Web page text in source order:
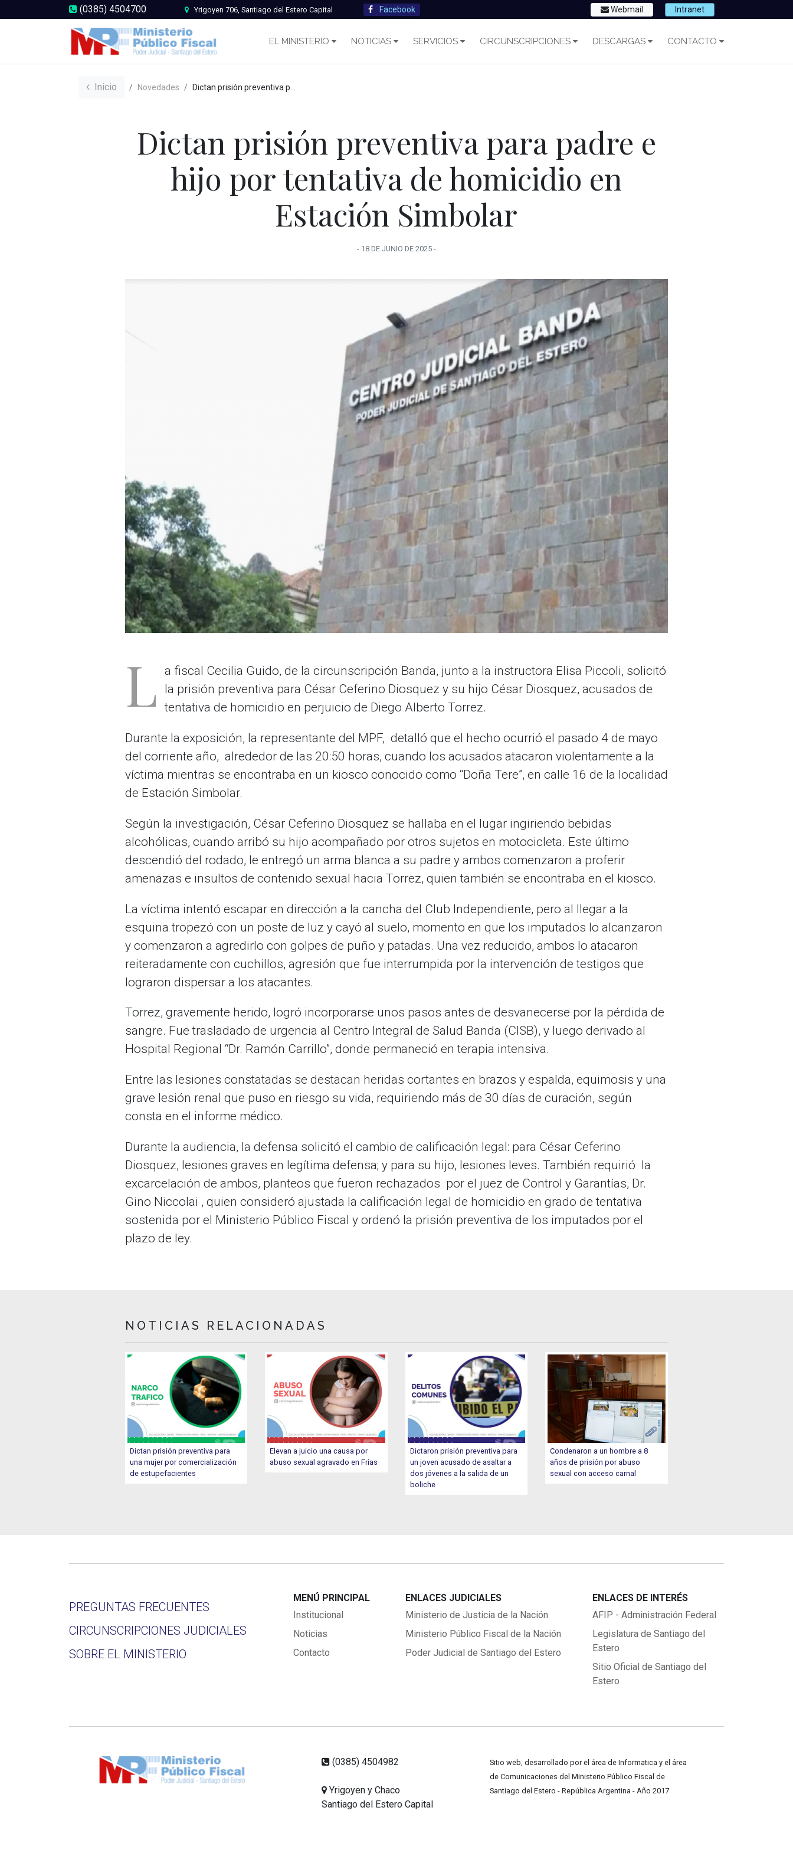
(0385) 4504700 Yrigoyen 706, Santiago del Estero Capital Facebook Webmail Intranet
EL MINISTERIO NOTICIAS SERVICIOS CIRCUNSCRIPCIONES DESCARGAS CONTACTO
Inicio Novedades Dictan prisión preventiva para padre e hijo por tentativa de homicidio en Estación Simbolar
Dictan prisión preventiva para padre e
hijo por tentativa de homicidio en
Estación Simbolar
- 18 DE JUNIO DE 2025-
L a fiscal Cecilia Guido, de la circunscripción Banda, junto a la instructora Elisa Piccoli, solicitó
la prisión preventiva para César Ceferino Diosquez y su hijo César Diosquez, acusados de
tentativa de homicidio en perjuicio de Diego Alberto Torrez.
Durante la exposición, la representante del MPF, detalló que el hecho ocurrió el pasado 4 de mayo
del corriente año, alrededor de las 20:50 horas, cuando los acusados atacaron violentamente a la
víctima mientras se encontraba en un kiosco conocido como “Doña Tere”, en calle 16 de la localidad
de Estación Simbolar.
Según la investigación, César Ceferino Diosquez se hallaba en el lugar ingiriendo bebidas
alcohólicas, cuando arribó su hijo acompañado por otros sujetos en motocicleta. Este último
descendió del rodado, le entregó un arma blanca a su padre y ambos comenzaron a proferir
amenazas e insultos de contenido sexual hacia Torrez, quien también se encontraba en el kiosco.
La víctima intentó escapar en dirección a la cancha del Club Independiente, pero al llegar a la
esquina tropezó con un poste de luz y cayó al suelo, momento en que los imputados lo alcanzaron
y comenzaron a agredirlo con golpes de puño y patadas. Una vez reducido, ambos lo atacaron
reiteradamente con cuchillos, agresión que fue interrumpida por la intervención de testigos que
lograron dispersar a los atacantes.
Torrez, gravemente herido, logró incorporarse unos pasos antes de desvanecerse por la pérdida de
sangre. Fue trasladado de urgencia al Centro Integral de Salud Banda (CISB), y luego derivado al
Hospital Regional “Dr. Ramón Carrillo”, donde permaneció en terapia intensiva.
Entre las lesiones constatadas se destacan heridas cortantes en brazos y espalda, equimosis y una
grave lesión renal que puso en riesgo su vida, requiriendo más de 30 días de curación, según
consta en el informe médico.
Durante la audiencia, la defensa solicitó el cambio de calificación legal: para César Ceferino
Diosquez, lesiones graves en legítima defensa; y para su hijo, lesiones leves. También requirió la
excarcelación de ambos, planteos que fueron rechazados por el juez de Control y Garantías, Dr.
Gino Niccolai , quien consideró ajustada la calificación legal de homicidio en grado de tentativa
sostenida por el Ministerio Público Fiscal y ordenó la prisión preventiva de los imputados por el
plazo de ley.
NOTICIAS RELACIONADAS
Dictan prisión preventiva para
una mujer por comercialización
de estupefacientes
Elevan a juicio una causa por
abuso sexual agravado en Frías
Dictaron prisión preventiva para
un joven acusado de asaltar a
dos jóvenes a la salida de un
boliche
Condenaron a un hombre a 8
años de prisión por abuso
sexual con acceso carnal
PREGUNTAS FRECUENTES
CIRCUNSCRIPCIONES JUDICIALES
SOBRE EL MINISTERIO
MENÚ PRINCIPAL
Institucional
Noticias
Contacto
ENLACES JUDICIALES
Ministerio de Justicia de la Nación
Ministerio Público Fiscal de la Nación
Poder Judicial de Santiago del Estero
ENLACES DE INTERÉS
AFIP - Administración Federal
Legislatura de Santiago del
Estero
Sitio Oficial de Santiago del
Estero
(0385) 4504982
Yrigoyen y Chaco
Santiago del Estero Capital
Sitio web, desarrollado por el área de Informatica y el área
de Comunicaciones del Ministerio Público Fiscal de
Santiago del Estero - República Argentina - Año 2017